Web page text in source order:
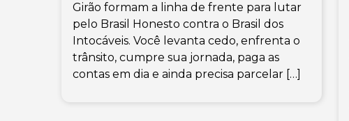
Girão formam a linha de frente para lutar
pelo Brasil Honesto contra o Brasil dos
Intocáveis. Você levanta cedo, enfrenta o
trânsito, cumpre sua jornada, paga as
contas em dia e ainda precisa parcelar […]